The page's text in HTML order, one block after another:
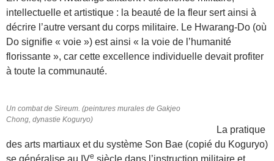
intellectuelle et artistique : la beauté de la fleur sert ainsi à
décrire l’autre versant du corps militaire. Le Hwarang-Do (où
Do signifie « voie ») est ainsi « la voie de l’humanité
florissante », car cette excellence individuelle devait profiter
à toute la communauté.
Un combat de Sireum. (peintures murales de Gakjeo
Chong, dynastie Koguryo)
La pratique
des arts martiaux et du système Son Bae (copié du Koguryo)
e